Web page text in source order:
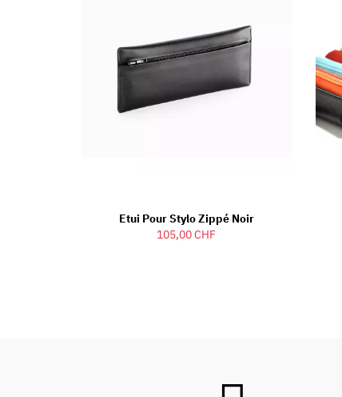
Etui Pour Stylo Zippé Noir
105,00 CHF